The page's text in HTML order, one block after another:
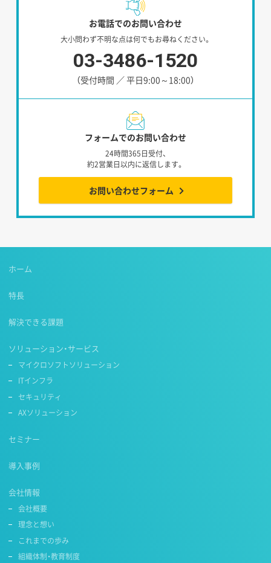
お電話でのお問い合わせ
大小問わず不明な点は何でもお尋ねください。
03-3486-1520
（受付時間 ／ 平日9:00～18:00）
フォームでのお問い合わせ
24時間365日受付、
約2営業日以内に返信します。
お問い合わせフォーム
ホーム
特長
解決できる課題
ソリューション・サービス
マイクロソフトソリューション
ITインフラ
セキュリティ
AXソリューション
セミナー
導入事例
会社情報
会社概要
理念と想い
これまでの歩み
組織体制・教育制度